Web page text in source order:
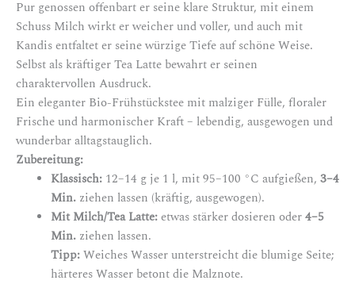
Pur genossen offenbart er seine klare Struktur, mit einem
Schuss Milch wirkt er weicher und voller, und auch mit
Kandis entfaltet er seine würzige Tiefe auf schöne Weise.
Selbst als kräftiger Tea Latte bewahrt er seinen
charaktervollen Ausdruck.
Ein eleganter Bio-Frühstückstee mit malziger Fülle, floraler
Frische und harmonischer Kraft – lebendig, ausgewogen und
wunderbar alltagstauglich.
Zubereitung:
Klassisch:12–14 g je 1 l, mit 95–100 °C aufgießen, 3–4
Min.ziehen lassen (kräftig, ausgewogen).
Mit Milch/Tea Latte:etwas stärker dosieren oder4–5
Min.ziehen lassen.
Tipp:Weiches Wasser unterstreicht die blumige Seite;
härteres Wasser betont die Malznote.